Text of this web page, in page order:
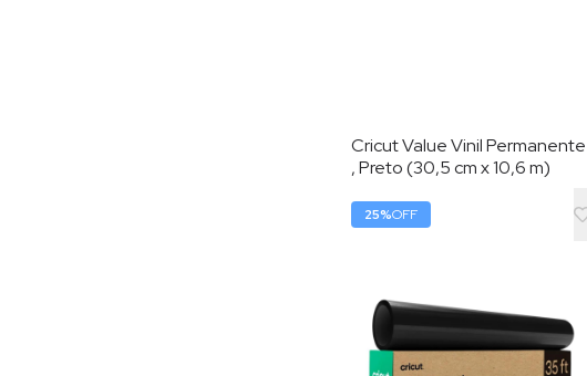
Cricut Value Vinil Permanente
, Preto (30,5 cm x 10,6 m)
25%OFF